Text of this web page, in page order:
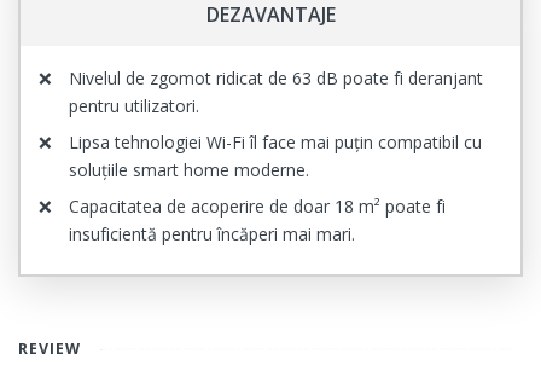
DEZAVANTAJE
Nivelul de zgomot ridicat de 63 dB poate fi deranjant
pentru utilizatori.
Lipsa tehnologiei Wi-Fi îl face mai puțin compatibil cu
soluțiile smart home moderne.
Capacitatea de acoperire de doar 18 m² poate fi
insuficientă pentru încăperi mai mari.
REVIEW